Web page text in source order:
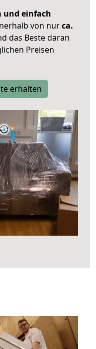
und einfach
von nurca.
das Beste daran
Preisen
erhalten